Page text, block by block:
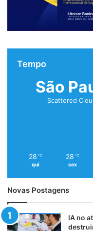
Tempo
São
Scattered
28 ℃
qui
28 ℃
sex
Novas Postagens
IA no